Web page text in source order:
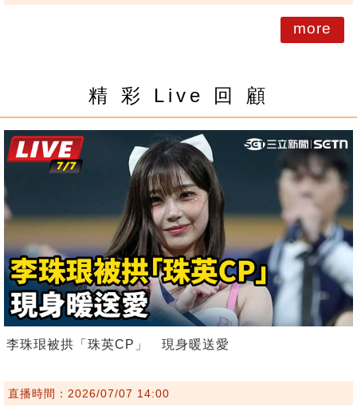
more
精 彩 Live 回 顧
李珠珢被拱「珠英CP」 現身暖送愛
直播時間：2026/07/07 14:00